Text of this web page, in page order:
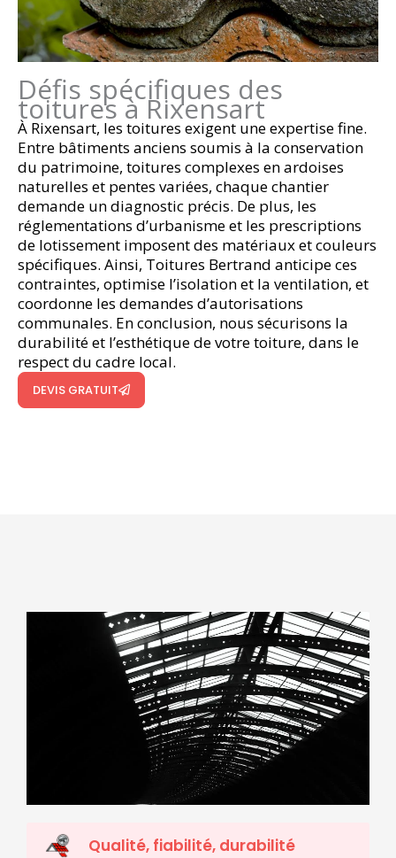
Défis spécifiques des
toitures à Rixensart
À Rixensart, les toitures exigent une expertise fine.
Entre bâtiments anciens soumis à la conservation
du patrimoine, toitures complexes en ardoises
naturelles et pentes variées, chaque chantier
demande un diagnostic précis. De plus, les
réglementations d’urbanisme et les prescriptions
de lotissement imposent des matériaux et couleurs
spécifiques. Ainsi, Toitures Bertrand anticipe ces
contraintes, optimise l’isolation et la ventilation, et
coordonne les demandes d’autorisations
communales. En conclusion, nous sécurisons la
durabilité et l’esthétique de votre toiture, dans le
respect du cadre local.
DEVIS GRATUIT
Qualité, fiabilité, durabilité